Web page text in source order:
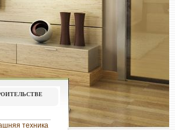
техника